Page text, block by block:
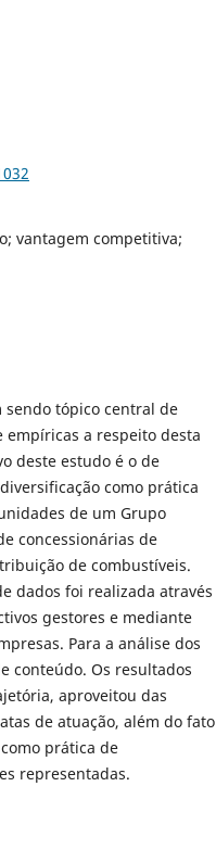
vantagem competitiva;
sendo tópico central de
empíricas a respeito desta
deste estudo é o de
como prática
de um Grupo
concessionárias de
de combustíveis.
dados foi realizada através
gestores e mediante
Para a análise dos
conteúdo. Os resultados
aproveitou das
de atuação, além do fato
prática de
representadas.